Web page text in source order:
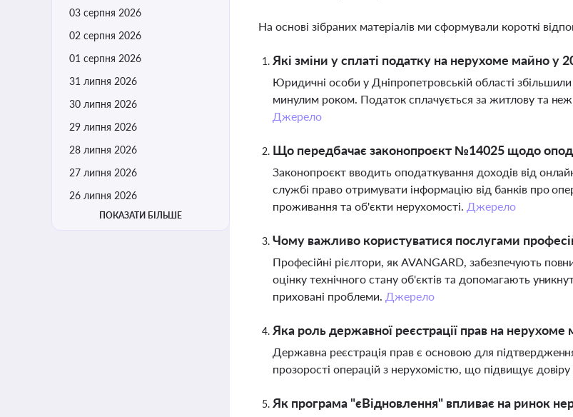
03 серпня 2026
02 серпня 2026
01 серпня 2026
31 липня 2026
30 липня 2026
29 липня 2026
28 липня 2026
27 липня 2026
26 липня 2026
ПОКАЗАТИ БІЛЬШЕ
На основі зібраних матеріалів ми сформували короткі
Які зміни у сплаті податку на нерухоме майно у
Юридичні особи у Дніпропетровській області
минулим роком. Податок сплачується за житлову та
Джерело
Що передбачає законопроєкт №14025 щодо
Законопроєкт вводить оподаткування доходів від
службі право отримувати інформацію від банків про
проживання та об'єкти нерухомості. Джерело
Чому важливо користуватися послугами
Професійні рієлтори, як AVANGARD, забезпечують
оцінку технічного стану об'єктів та допомагають
приховані проблеми. Джерело
Яка роль державної реєстрації прав на нерухоме
Державна реєстрація прав є основою для
прозорості операцій з нерухомістю, що підвищує довіру
Як програма "єВідновлення" впливає на ринок